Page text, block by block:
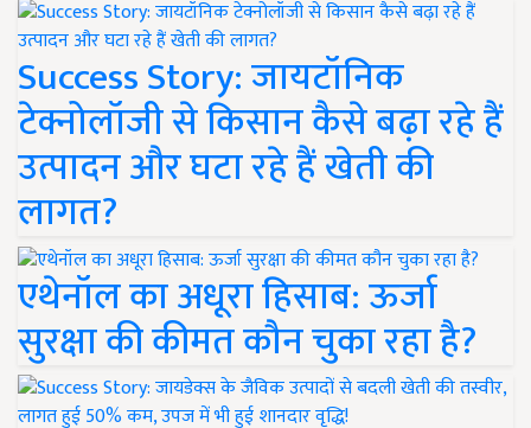
Success Story: जायटॉनिक
टेक्नोलॉजी से किसान कैसे बढ़ा रहे हैं
उत्पादन और घटा रहे हैं खेती की
लागत?
एथेनॉल का अधूरा हिसाब: ऊर्जा
सुरक्षा की कीमत कौन चुका रहा है?